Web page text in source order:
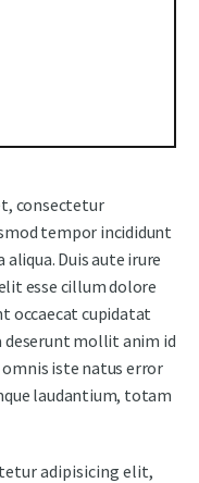
consectetur
tempor incididunt
Duis aute irure
esse cillum dolore
occaecat cupidatat
deserunt mollit anim id
iste natus error
laudantium, totam
adipisicing elit,